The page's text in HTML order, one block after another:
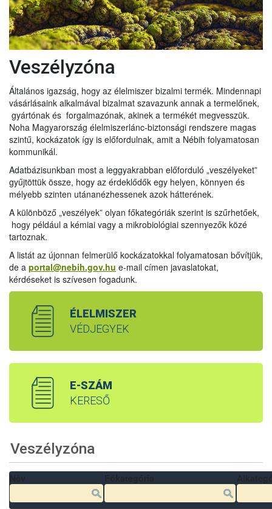
Veszélyzóna
Általános igazság, hogy az élelmiszer bizalmi termék. Mindennapi
vásárlásaink alkalmával bizalmat szavazunk annak a termelőnek,
gyártónak és forgalmazónak, akinek a termékét megvesszük.
Noha Magyarország élelmiszerlánc-biztonsági rendszere magas
szintű, kockázatok így is előfordulnak, amit a Nébih folyamatosan
kommunikál.
Adatbázisunkban most a leggyakrabban előforduló „veszélyeket”
gyűjtöttük össze, hogy az érdeklődők egy helyen, könnyen és
mélyebb szinten utánanézhessenek azok hátterének.
A különböző „veszélyek” olyan főkategóriák szerint is szűrhetőek,
hogy például a kémiai vagy a mikrobiológiai szennyezők közé
tartoznak.
A listát az újonnan felmerülő kockázatokkal folyamatosan bővítjük,
de a portal@nebih.gov.hu e-mail címen javaslatokat,
kérdéseket is szívesen fogadunk.
ÉLELMISZER
VÉDJEGYEK
E-SZÁM
KERESŐ
Veszélyzóna